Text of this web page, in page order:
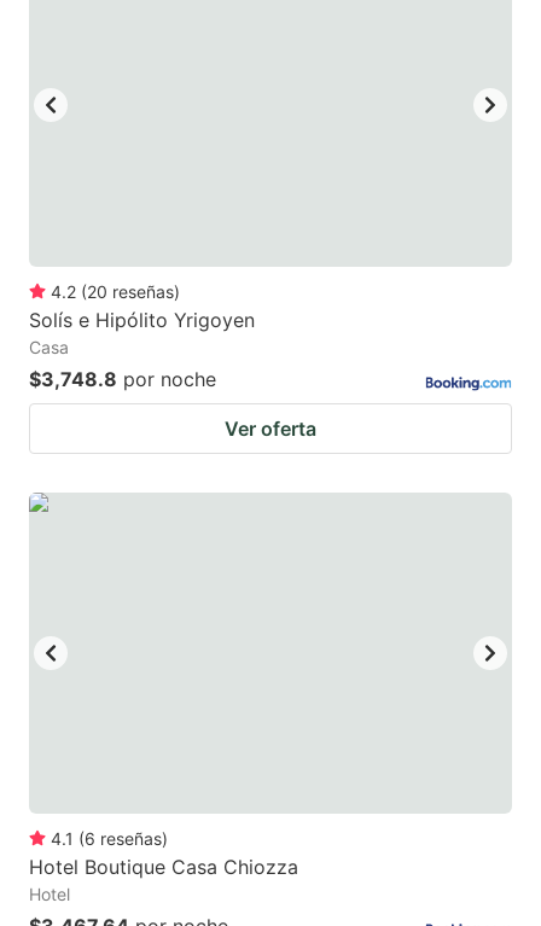
keyboard
shortcuts
for
changing
dates.
keyboard
dates.
4.2 (20 reseñas)
Solís e Hipólito Yrigoyen
Casa
$3,748.8 por noche
Ver oferta
4.1 (6 reseñas)
Hotel Boutique Casa Chiozza
Hotel